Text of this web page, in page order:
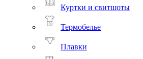
Куртки и свитшоты
Термобелье
Плавки